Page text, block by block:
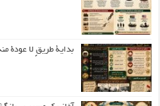
بداية طريقٍ لا عودة